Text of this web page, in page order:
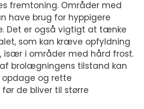
fremtoning. Områder med
have brug for hyppigere
Det er også vigtigt at tænke
som kan kræve opfyldning
især i områder med hård frost.
af brolægningens tilstand kan
og rette
de bliver til større